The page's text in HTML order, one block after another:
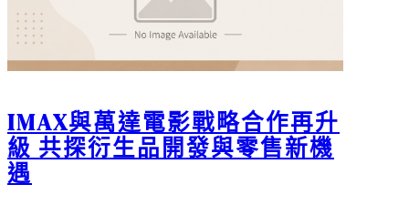
IMAX與萬達電影戰略合作再升
級 共探衍生品開發與零售新機
遇